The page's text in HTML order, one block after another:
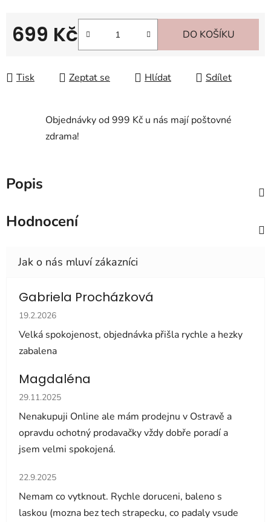
699 Kč DO KOŠÍKU
Tisk Zeptat se Hlídat Sdílet
Objednávky od 999 Kč u nás mají poštovné
zdrama!
Popis
Hodnocení
Gabriela Procházková
Hodnocení obchodu je 5 z 5 hvězdiček.
19.2.2026
Velká spokojenost, objednávka přišla rychle a hezky
zabalena
Magdaléna
Hodnocení obchodu je 5 z 5 hvězdiček.
29.11.2025
Nenakupuji Online ale mám prodejnu v Ostravě a
opravdu ochotný prodavačky vždy dobře poradí a
jsem velmi spokojená.
Hodnocení obchodu je 5 z 5 hvězdiček.
22.9.2025
Nemam co vytknout. Rychle doruceni, baleno s
laskou (mozna bez tech strapecku, co padaly vsude